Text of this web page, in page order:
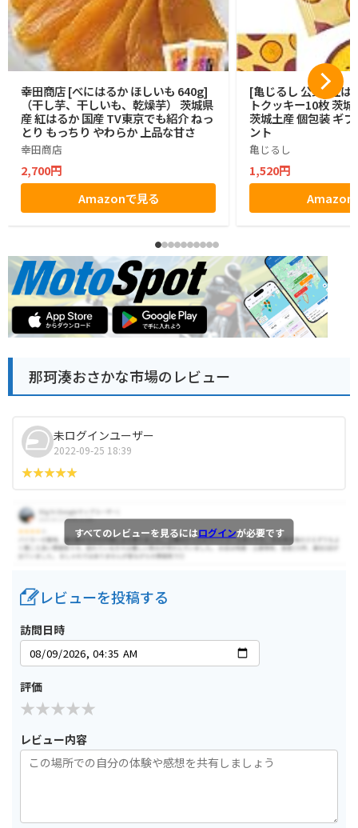
幸田商店 [べにはるか ほしいも 640g]
（干し芋、干しいも、乾燥芋） 茨城県
産 紅はるか 国産 TV東京でも紹介 ねっ
とり もっちり やわらか 上品な甘さ
幸田商店
2,700円
Amazonで見る
[亀じるし 公式] 紅は
トクッキー10枚 茨
茨城土産 個包装 ギ
ント
亀じるし
1,520円
Amazon
那珂湊おさかな市場のレビュー
未ログインユーザー
2022-09-25 18:39
すべてのレビューを見るにはログインが必要です
レビューを投稿する
訪問日時
評価
レビュー内容